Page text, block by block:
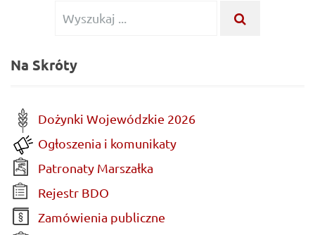
Wyszukiwanie dla:
Na Skróty
Dożynki Wojewódzkie 2026
Ogłoszenia i komunikaty
Patronaty Marszałka
Rejestr BDO
Zamówienia publiczne